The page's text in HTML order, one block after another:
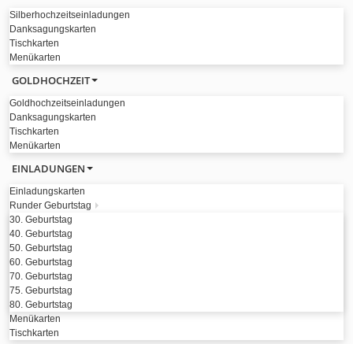
Silberhochzeitseinladungen
Danksagungskarten
Tischkarten
Menükarten
GOLDHOCHZEIT
Goldhochzeitseinladungen
Danksagungskarten
Tischkarten
Menükarten
EINLADUNGEN
Einladungskarten
Runder Geburtstag
30. Geburtstag
40. Geburtstag
50. Geburtstag
60. Geburtstag
70. Geburtstag
75. Geburtstag
80. Geburtstag
Menükarten
Tischkarten